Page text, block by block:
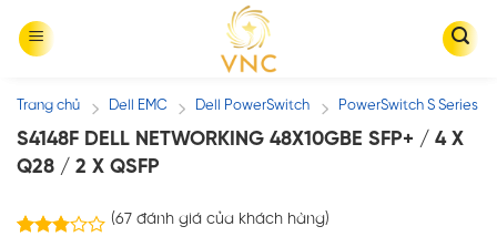
Trang chủ / Dell EMC / Dell PowerSwitch / PowerSwitch S Series
S4148F DELL NETWORKING 48X10GBE SFP+ / 4 X
Q28 / 2 X QSFP
(67đánh giá của khách hàng)